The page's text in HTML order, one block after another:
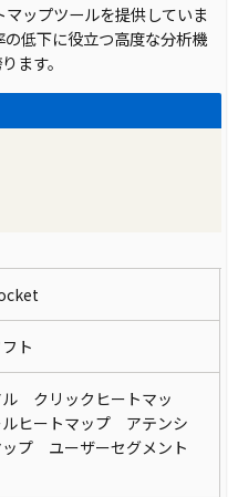
ップツールを提供していま
低下に役立つ高度な分析機
ます。
フト
ル クリックヒートマッ
ヒートマップ アテンシ
ップ ユーザーセグメント